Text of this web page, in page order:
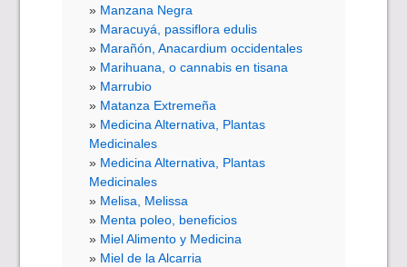
Manzana Negra
Maracuyá, passiflora edulis
Marañón, Anacardium occidentales
Marihuana, o cannabis en tisana
Marrubio
Matanza Extremeña
Medicina Alternativa, Plantas
Medicinales
Medicina Alternativa, Plantas
Medicinales
Melisa, Melissa
Menta poleo, beneficios
Miel Alimento y Medicina
Miel de la Alcarria